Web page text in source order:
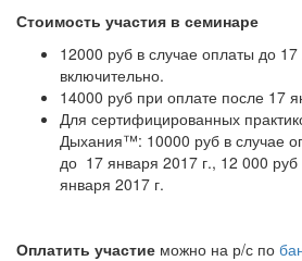
Стоимость участия в семинаре
12000 руб в случае оплаты до
включительно.
14000 руб при оплате после 17
Для сертифицированных
Дыхания™: 10000 руб в случае
до 17 января 2017 г., 12 000
января 2017 г.
Оплатить участие можно на р/с по